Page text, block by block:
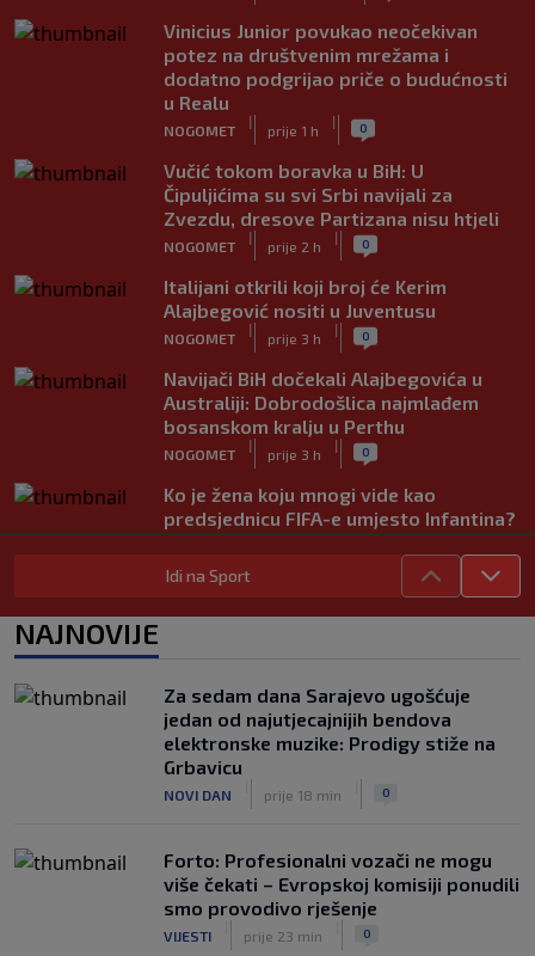
Vinicius Junior povukao neočekivan
potez na društvenim mrežama i
dodatno podgrijao priče o budućnosti
u Realu
NOGOMET
|
prije 1 h
| 0
Vučić tokom boravka u BiH: U
Čipuljićima su svi Srbi navijali za
Zvezdu, dresove Partizana nisu htjeli
NOGOMET
|
prije 2 h
| 0
Italijani otkrili koji broj će Kerim
Alajbegović nositi u Juventusu
NOGOMET
|
prije 3 h
| 0
Navijači BiH dočekali Alajbegovića u
Australiji: Dobrodošlica najmlađem
bosanskom kralju u Perthu
NOGOMET
|
prije 3 h
| 0
Ko je žena koju mnogi vide kao
predsjednicu FIFA-e umjesto Infantina?
Uskoro mi mogla promijeniti svjetski
nogomet
|
| | 0
Lionel Messi postigao dva gola u
pobjedi Inter Miamija i ispisao historiju
Leagues Cupa (VIDEO)
Idi na Sport
NAJNOVIJE
Za sedam dana Sarajevo ugošćuje
jedan od najutjecajnijih bendova
elektronske muzike: Prodigy stiže na
Grbavicu
NOVI DAN prije 18 min 0
Forto: Profesionalni vozači ne mogu
više čekati – Evropskoj komisiji ponudili
smo provodivo rješenje
VIJESTI prije 23 min 0